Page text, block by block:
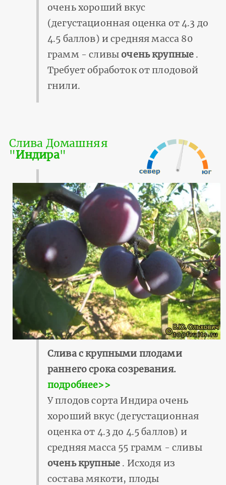
очень хороший вкус
(дегустационная оценка от 4.3 до
4.5 баллов) и средняя масса 80
грамм - сливыочень крупные .
Требует обработок от плодовой
гнили.
Слива Домашняя
"Индира"
Слива с крупными плодами
раннего срока созревания.
подробнее>>
У плодов сорта Индира очень
хороший вкус (дегустационная
оценка от 4.3 до 4.5 баллов) и
средняя масса 55 грамм - сливы
очень крупные . Исходя из
состава мякоти, плоды